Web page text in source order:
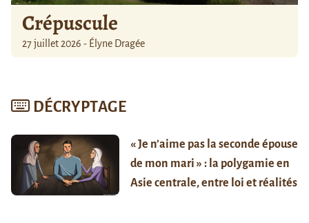
Crépuscule
27 juillet 2026 - Élyne Dragée
DÉCRYPTAGE
« Je n’aime pas la seconde épouse
de mon mari » : la polygamie en
Asie centrale, entre loi et réalités